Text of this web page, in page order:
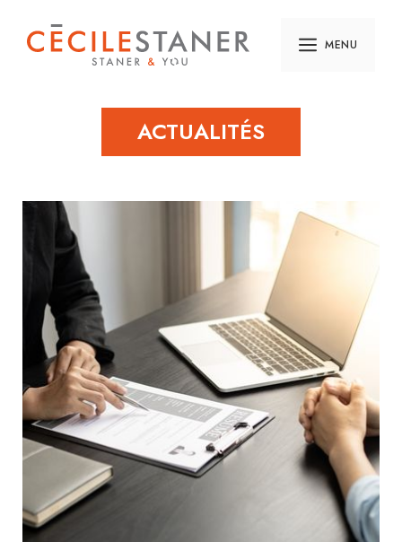
MENU
ACTUALITÉS
2023 : COMMENT PASSER D’UN
DIAGNOSTIC DE QUALITÉ DE VIE AU
TRAVAIL À UNE AMÉLIORATION
DURABLE ?